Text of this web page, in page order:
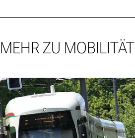
MEHR ZU MOBILITÄT